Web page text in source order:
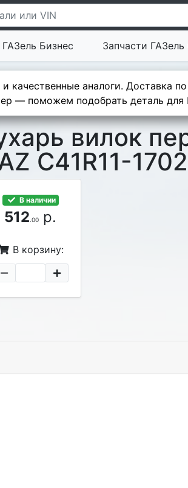
Бизнес Запчасти
качественные аналоги. Доставка
— поможем подобрать деталь для
вилок
C41R11-
В наличии
512.00 р.
В корзину: